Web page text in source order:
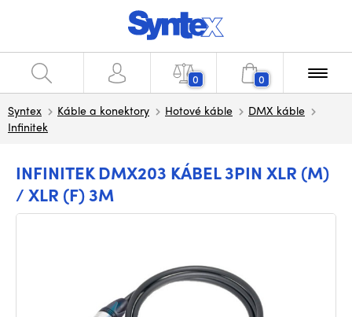
0 0
Syntex Káble a konektory Hotové káble
DMX káble
Infinitek
INFINITEK DMX203 KÁBEL 3PIN XLR (M)
/ XLR (F) 3M